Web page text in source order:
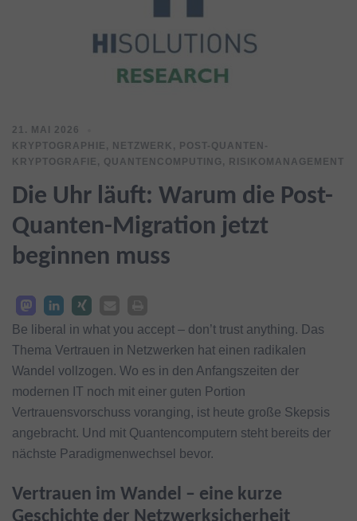
21. MAI 2026
KRYPTOGRAPHIE , NETZWERK ,
POST-QUANTEN-
KRYPTOGRAFIE , QUANTENCOMPUTING , RISIKOMANAGEMENT
Die Uhr läuft: Warum die Post-
Quanten-Migration jetzt
beginnen muss
Be liberal in what you accept – don’t trust anything. Das
Thema Vertrauen in Netzwerken hat einen radikalen
Wandel vollzogen. Wo es in den Anfangszeiten der
modernen IT noch mit einer guten Portion
Vertrauensvorschuss voranging, ist heute große Skepsis
angebracht. Und mit Quantencomputern steht bereits der
nächste Paradigmenwechsel bevor.
Vertrauen im Wandel – eine kurze